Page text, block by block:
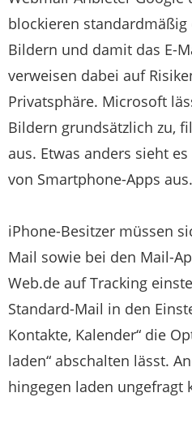
blockieren standardmäßig
Bildern und damit das E-
verweisen dabei auf
Privatsphäre. Microsoft
Bildern grundsätzlich zu,
aus. Etwas anders sieht
von Smartphone-Apps aus.
iPhone-Besitzer müssen
Mail sowie bei den Mail-
Web.de auf Tracking
Standard-Mail in den
Kontakte, Kalender“ die
laden“ abschalten lässt.
hingegen laden ungefragt